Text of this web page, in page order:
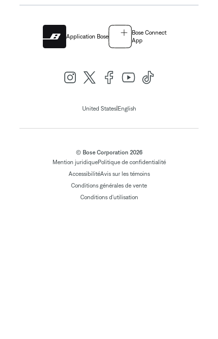
Application Bose
Bose Connect
App
United States| English
© Bose Corporation 2026
Mention juridiquePolitique de confidentialité
AccessibilitéAvis sur les témoins
Conditions générales de vente
Conditions d'utilisation